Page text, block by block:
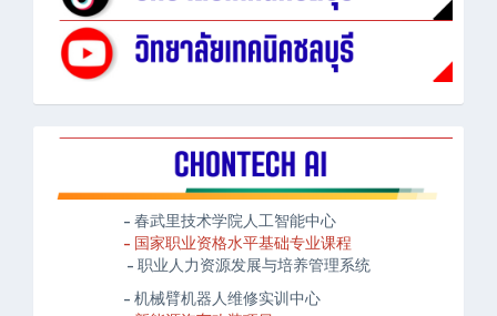
- 春武里技术学院人工智能中心
- 国家职业资格水平基础专业课程
- 职业人力资源发展与培养管理系统